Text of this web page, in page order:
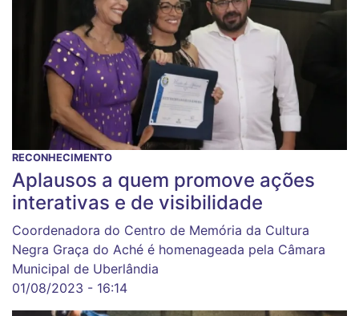
RECONHECIMENTO
Aplausos a quem promove ações
interativas e de visibilidade
Coordenadora do Centro de Memória da Cultura
Negra Graça do Aché é homenageada pela Câmara
Municipal de Uberlândia
01/08/2023 - 16:14